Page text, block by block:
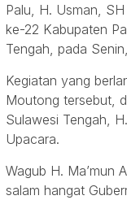
Palu, H. Usman,
ke-22 Kabupaten
Tengah, pada
Kegiatan yang
Moutong tersebut,
Sulawesi Tengah,
Upacara.
Wagub H. Ma’mun
salam hangat